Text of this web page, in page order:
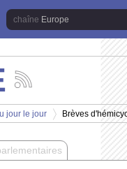
Europe
les
actualités
de
chaîne
Europe
jour le jour
>
Brèves